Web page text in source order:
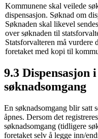
Kommunene skal veilede
dispensasjon. Søknad om
Søknaden skal likevel
over søknaden til
Statsforvalteren må vurdere
foretaket med kopi til
9.3 Dispensasjon
søknadsomgang
En søknadsomgang blir satt
åpnes. Dersom det
søknadsomgang (tidligere
foretaket selv å legge inn/